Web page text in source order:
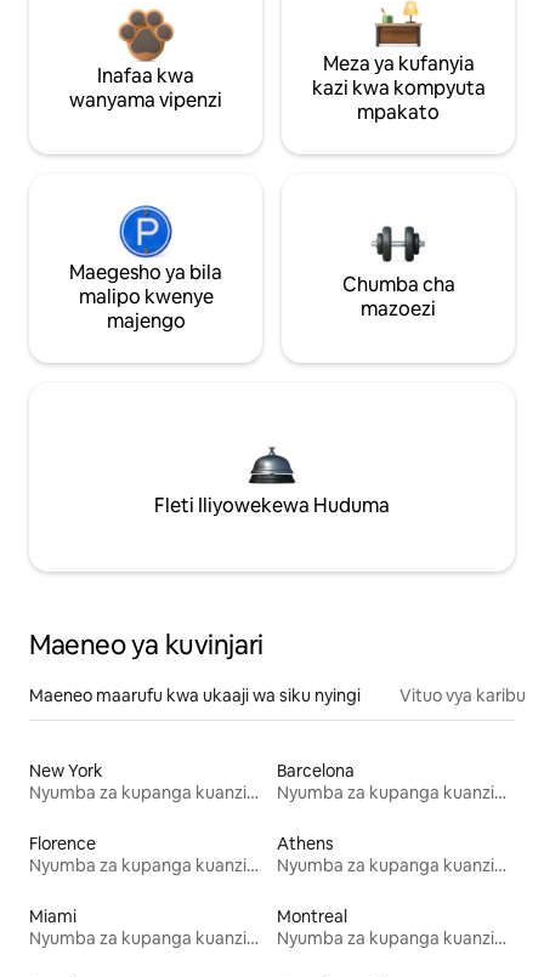
Inafaa kwa
wanyama vipenzi
Meza ya kufanyia
kazi kwa kompyuta
mpakato
Maegesho ya bila
malipo kwenye
majengo
Chumba cha
mazoezi
Fleti Iliyowekewa Huduma
Maeneo ya kuvinjari
Maeneo maarufu kwa ukaaji wa siku nyingi Vituo vya karibu
New York
Nyumba za kupanga kuanzia mwezi mmoja
Barcelona
Nyumba za kupanga kuanzia mwezi mmoja
Florence
Nyumba za kupanga kuanzia mwezi mmoja
Athens
Nyumba za kupanga kuanzia mwezi mmoja
Miami
Nyumba za kupanga kuanzia mwezi mmoja
Montreal
Nyumba za kupanga kuanzia mwezi mmoja